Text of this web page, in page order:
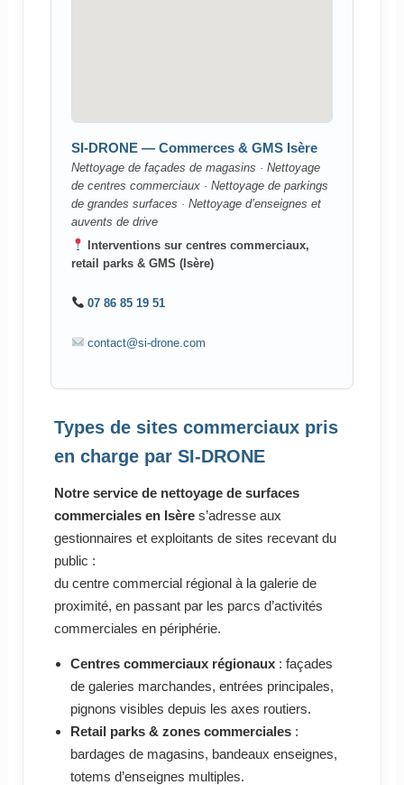
SI-DRONE — Commerces & GMS Isère
Nettoyage de façades de magasins · Nettoyage
de centres commerciaux · Nettoyage de parkings
de grandes surfaces · Nettoyage d’enseignes et
auvents de drive
Interventions sur centres commerciaux,
retail parks & GMS (Isère)
07 86 85 19 51
contact@si-drone.com
Types de sites commerciaux pris
en charge par SI-DRONE
Notre service de nettoyage de surfaces
commerciales en Isères’adresse aux
gestionnaires et exploitants de sites recevant du
public :
du centre commercial régional à la galerie de
proximité, en passant par les parcs d’activités
commerciales en périphérie.
Centres commerciaux régionaux: façades
de galeries marchandes, entrées principales,
pignons visibles depuis les axes routiers.
Retail parks & zones commerciales:
bardages de magasins, bandeaux enseignes,
totems d’enseignes multiples.